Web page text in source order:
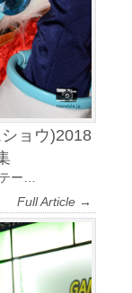
ョウ)2018
ー…
Full Article →